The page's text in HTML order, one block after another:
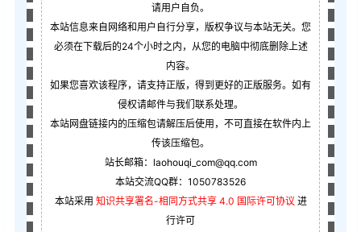
请用户自负。
本站信息来自网络和用户自行分享，版权争议与本站无关。您
必须在下载后的24个小时之内，从您的电脑中彻底删除上述
内容。
如果您喜欢该程序，请支持正版，得到更好的正版服务。如有
侵权请邮件与我们联系处理。
本站网盘链接内的压缩包请解压后使用，不可直接在软件内上
传该压缩包。
站长邮箱：laohouqi_com@qq.com
本站交流QQ群：1050783526
本站采用 知识共享署名-相同方式共享 4.0 国际许可协议 进
行许可